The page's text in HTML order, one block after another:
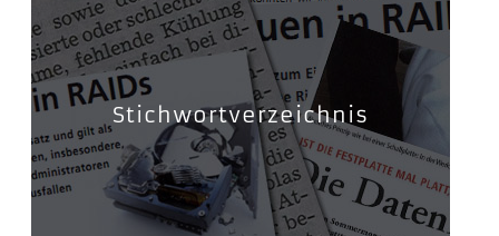
Stichwortverzeichnis